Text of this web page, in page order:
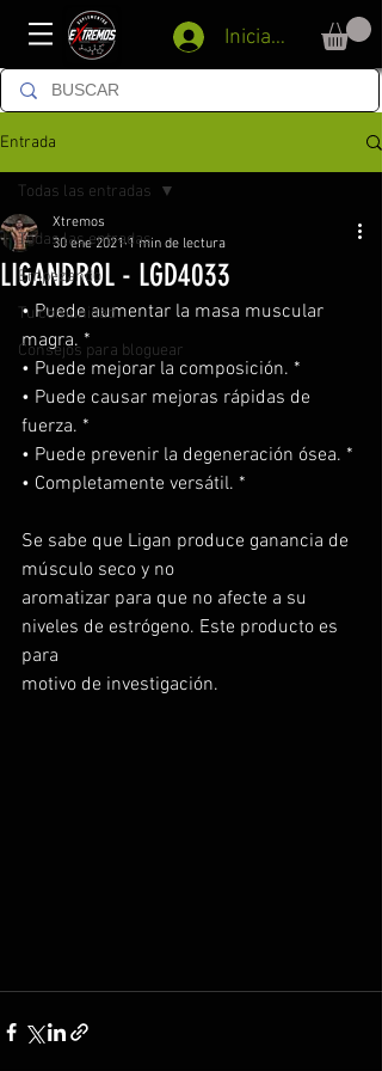
Iniciar sesión
Entrada
Todas las entradas
Empezando
Tu comunidad
Consejos para bloguear
Todas las entradas
LIGANDROL - LGD4033
Xtremos
30 ene 2021 1 min de lectura
• Puede aumentar la masa muscular
magra. *
• Puede mejorar la composición. *
• Puede causar mejoras rápidas de
fuerza. *
• Puede prevenir la degeneración ósea. *
• Completamente versátil. *
Se sabe que Ligan produce ganancia de
músculo seco y no
aromatizar para que no afecte a su
niveles de estrógeno. Este producto es
para
motivo de investigación.